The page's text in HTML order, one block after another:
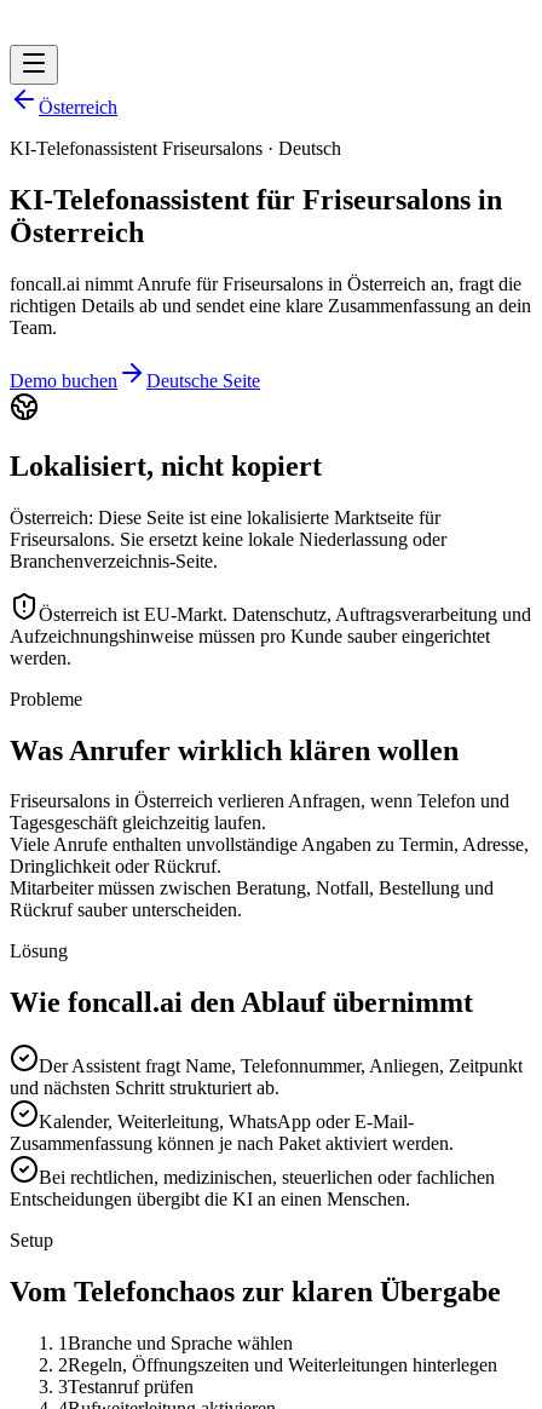
Österreich
KI-Telefonassistent Friseursalons · Deutsch
KI-Telefonassistent für Friseursalons in
Österreich
foncall.ai nimmt Anrufe für Friseursalons in Österreich an, fragt die
richtigen Details ab und sendet eine klare Zusammenfassung an dein
Team.
Demo buchen Deutsche Seite
Lokalisiert, nicht kopiert
Österreich: Diese Seite ist eine lokalisierte Marktseite für
Friseursalons. Sie ersetzt keine lokale Niederlassung oder
Branchenverzeichnis-Seite.
Österreich ist EU-Markt. Datenschutz, Auftragsverarbeitung und
Aufzeichnungshinweise müssen pro Kunde sauber eingerichtet
werden.
Probleme
Was Anrufer wirklich klären wollen
Friseursalons in Österreich verlieren Anfragen, wenn Telefon und
Tagesgeschäft gleichzeitig laufen.
Viele Anrufe enthalten unvollständige Angaben zu Termin, Adresse,
Dringlichkeit oder Rückruf.
Mitarbeiter müssen zwischen Beratung, Notfall, Bestellung und
Rückruf sauber unterscheiden.
Lösung
Wie foncall.ai den Ablauf übernimmt
Der Assistent fragt Name, Telefonnummer, Anliegen, Zeitpunkt
und nächsten Schritt strukturiert ab.
Kalender, Weiterleitung, WhatsApp oder E-Mail-
Zusammenfassung können je nach Paket aktiviert werden.
Bei rechtlichen, medizinischen, steuerlichen oder fachlichen
Entscheidungen übergibt die KI an einen Menschen.
Setup
Vom Telefonchaos zur klaren Übergabe
1Branche und Sprache wählen
2Regeln, Öffnungszeiten und Weiterleitungen hinterlegen
3Testanruf prüfen